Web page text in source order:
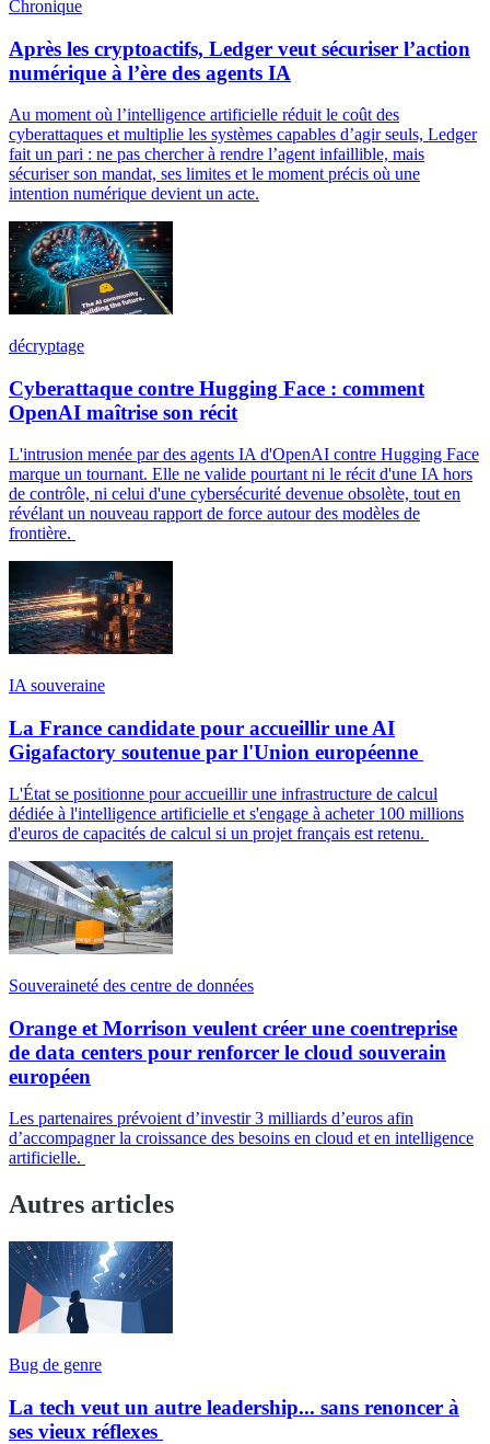
Chronique
Après les cryptoactifs, Ledger veut sécuriser l’action
numérique à l’ère des agents IA
Au moment où l’intelligence artificielle réduit le coût des
cyberattaques et multiplie les systèmes capables d’agir seuls, Ledger
fait un pari : ne pas chercher à rendre l’agent infaillible, mais
sécuriser son mandat, ses limites et le moment précis où une
intention numérique devient un acte.
décryptage
Cyberattaque contre Hugging Face : comment
OpenAI maîtrise son récit
L'intrusion menée par des agents IA d'OpenAI contre Hugging Face
marque un tournant. Elle ne valide pourtant ni le récit d'une IA hors
de contrôle, ni celui d'une cybersécurité devenue obsolète, tout en
révélant un nouveau rapport de force autour des modèles de
frontière.
IA souveraine
La France candidate pour accueillir une AI
Gigafactory soutenue par l'Union européenne
L'État se positionne pour accueillir une infrastructure de calcul
dédiée à l'intelligence artificielle et s'engage à acheter 100 millions
d'euros de capacités de calcul si un projet français est retenu.
Souveraineté des centre de données
Orange et Morrison veulent créer une coentreprise
de data centers pour renforcer le cloud souverain
européen
Les partenaires prévoient d’investir 3 milliards d’euros afin
d’accompagner la croissance des besoins en cloud et en intelligence
artificielle.
Autres articles
Bug de genre
La tech veut un autre leadership... sans renoncer à
ses vieux réflexes